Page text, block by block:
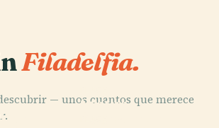
Filadelfia.
— unos cuantos que merece
Statue